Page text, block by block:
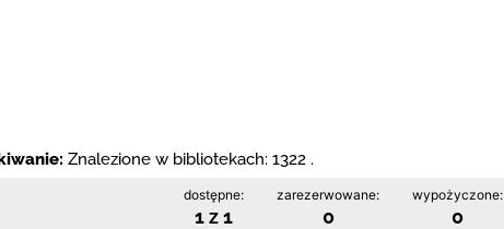
Znalezione w bibliotekach: 1322 .
dostępne:
1 z 1
zarezerwowane:
0
wypożyczone:
0